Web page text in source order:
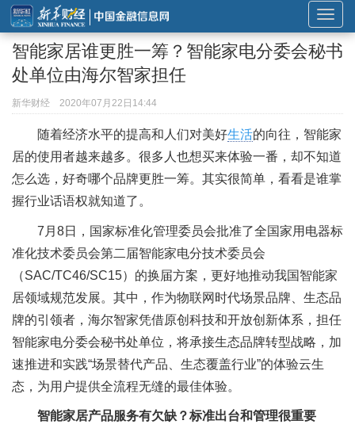
展
开
或
导
航
智能家居谁更胜一筹？智能家电分委会秘书
处单位由海尔智家担任
新华财经 2020年07月22日14:44
随着经济水平的提高和人们对美好生活的向往，智能家
居的使用者越来越多。很多人也想买来体验一番，却不知道
怎么选，好奇哪个品牌更胜一筹。其实很简单，看看是谁掌
握行业话语权就知道了。
7月8日，国家标准化管理委员会批准了全国家用电器标
准化技术委员会第二届智能家电分技术委员会
（SAC/TC46/SC15）的换届方案，更好地推动我国智能家
居领域规范发展。其中，作为物联网时代场景品牌、生态品
牌的引领者，海尔智家凭借原创科技和开放创新体系，担任
智能家电分委会秘书处单位，将承接生态品牌转型战略，加
速推进和实践“场景替代产品、生态覆盖行业”的体验云生
态，为用户提供全流程无缝的最佳体验。
智能家居产品服务有欠缺？标准出台和管理很重要